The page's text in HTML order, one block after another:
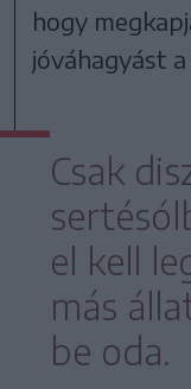
hogy
jóváhagyást
Csak
el kell
más
be oda.